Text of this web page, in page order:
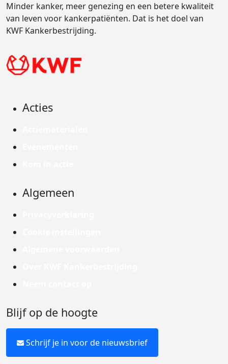
Minder kanker, meer genezing en een betere kwaliteit
van leven voor kankerpatiënten. Dat is het doel van
KWF Kankerbestrijding.
Acties
Algemeen
Blijf op de hoogte
Schrijf je in voor de nieuwsbrief